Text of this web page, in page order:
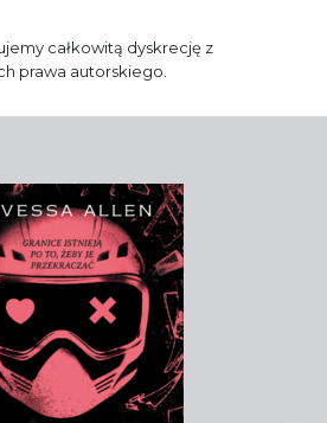
całkowitą dyskrecję z
prawa autorskiego.